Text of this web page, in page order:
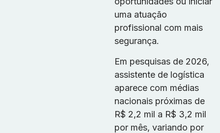
uma atuação
profissional com mais
segurança.
Em pesquisas de 2026,
assistente de logística
aparece com médias
nacionais próximas de
R$ 2,2 mil a R$ 3,2 mil
por mês, variando por